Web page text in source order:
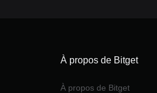
À propos de Bitget
À propos de Bitget